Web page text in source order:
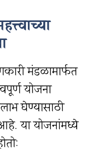
मंडळामार्फत
योजना
घेण्यासाठी
या योजनांमध्ये